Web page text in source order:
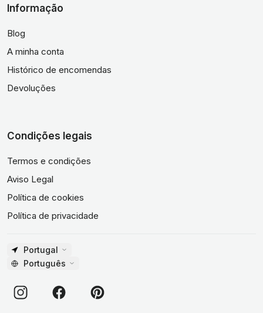
Informação
Blog
A minha conta
Histórico de encomendas
Devoluções
Condições legais
Termos e condições
Aviso Legal
Política de cookies
Política de privacidade
Portugal
Português